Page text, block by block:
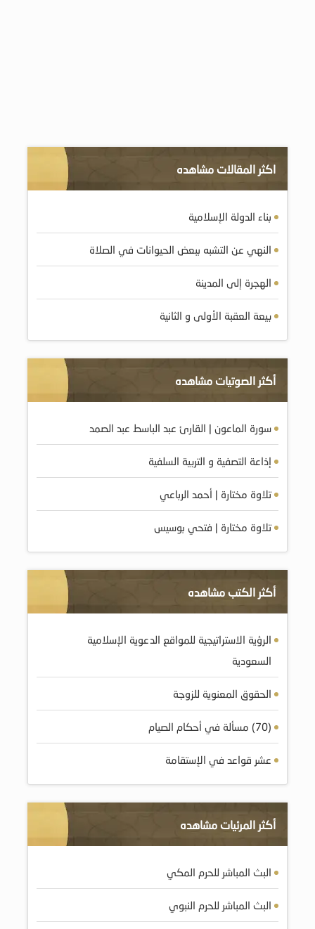
اكثر المقالات مشاهده
بناء الدولة الإسلامية
النهي عن التشبه ببعض الحيوانات في الصلاة
الهجرة إلى المدينة
بيعة العقبة الأولى و الثانية
أكثر الصوتيات مشاهده
سورة الماعون | القارئ عبد الباسط عبد الصمد
إذاعة التصفية و التربية السلفية
تلاوة مختارة | أحمد الرباعي
تلاوة مختارة | فتحي بوسيس
أكثر الكتب مشاهده
الرؤية الاستراتيجية للمواقع الدعوية الإسلامية
السعودية
الحقوق المعنوية للزوجة
(70) مسألة في أحكام الصيام
عشر قواعد في الإستقامة
أكثر المرئيات مشاهده
البث المباشر للحرم المكي
البث المباشر للحرم النبوي